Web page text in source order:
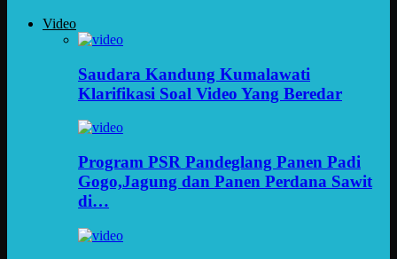
Video
Saudara Kandung Kumalawati
Klarifikasi Soal Video Yang Beredar
Program PSR Pandeglang Panen Padi
Gogo,Jagung dan Panen Perdana Sawit
di…